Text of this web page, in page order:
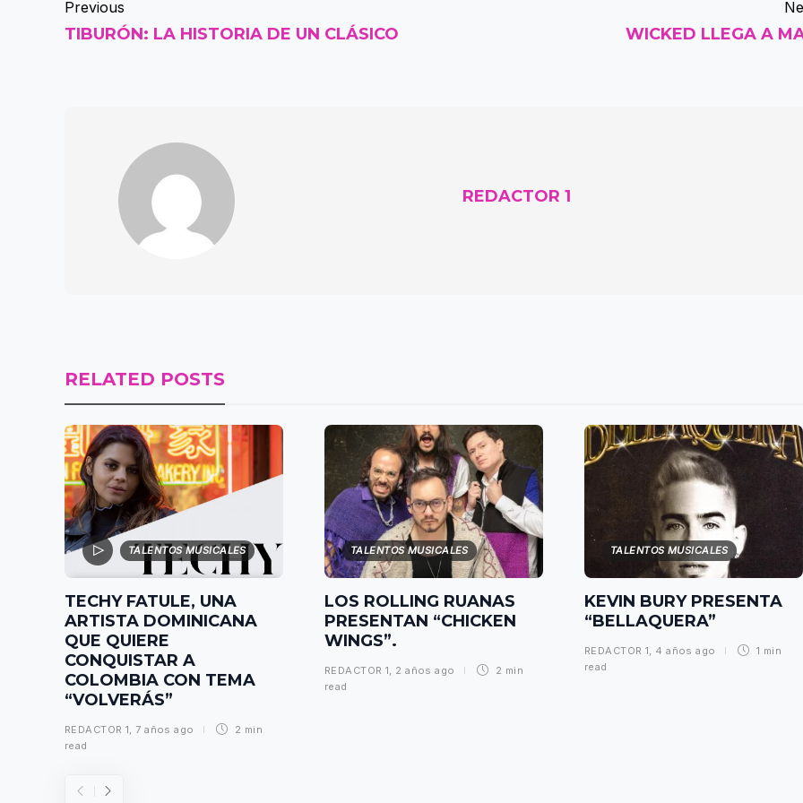
Previous
TIBURÓN: LA HISTORIA DE UN CLÁSICO WICKED LLEGA A
REDACTOR 1
RELATED POSTS
TALENTOS MUSICALES
TECHY FATULE, UNA
ARTISTA DOMINICANA
QUE QUIERE
CONQUISTAR A
COLOMBIA CON TEMA
“VOLVERÁS”
REDACTOR 1, 7 años ago
2 min
read
TALENTOS MUSICALES
LOS ROLLING RUANAS
PRESENTAN “CHICKEN
WINGS”.
REDACTOR 1, 2 años ago
2 min
read
TALENTOS MUSICALES
KEVIN BURY PRESENTA
“BELLAQUERA”
REDACTOR 1, 4 años ago
1 min
read